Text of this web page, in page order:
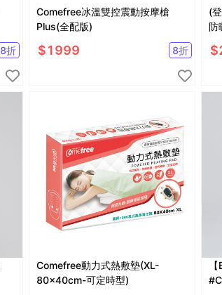
8折
Comefree冰溫雙控震動按摩槍
Plus(全配版)
$1999 8折
(
防
$
Comefree動力式熱敷墊(XL-
80x40cm-可定時型)